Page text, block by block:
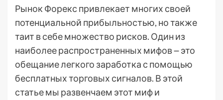
Рынок Форекс привлекает многих своей
потенциальной прибыльностью, но также
таит в себе множество рисков. Один из
наиболее распространенных мифов ౼ это
обещание легкого заработка с помощью
бесплатных торговых сигналов. В этой
статье мы развенчаем этот миф и